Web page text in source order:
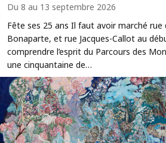
Du 8 au 13 septembre 2026
Fête ses 25 ans Il faut avoir marché rue
Bonaparte, et rue Jacques-Callot au
comprendre l’esprit du Parcours des
une cinquantaine de…